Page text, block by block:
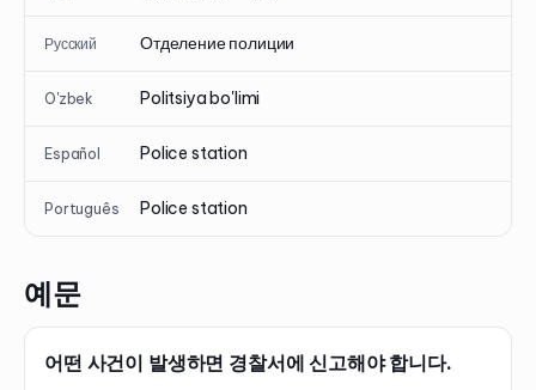
Русский Отделение полиции
O'zbek Politsiya bo'limi
Español Police station
Português Police station
예문
어떤 사건이 발생하면 경찰서에 신고해야 합니다.